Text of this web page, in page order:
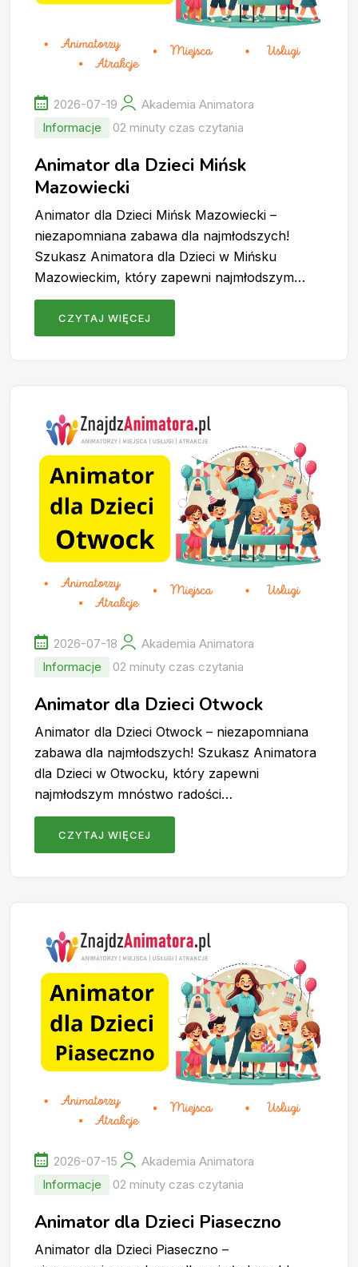
2026-07-19
Akademia Animatora
Informacje
02 minuty czas czytania
Animator dla Dzieci Mińsk
Mazowiecki
Animator dla Dzieci Mińsk Mazowiecki –
niezapomniana zabawa dla najmłodszych!
Szukasz Animatora dla Dzieci w Mińsku
Mazowieckim, który zapewni najmłodszym…
CZYTAJ WIĘCEJ
2026-07-18
Akademia Animatora
Informacje
02 minuty czas czytania
Animator dla Dzieci Otwock
Animator dla Dzieci Otwock – niezapomniana
zabawa dla najmłodszych! Szukasz Animatora
dla Dzieci w Otwocku, który zapewni
najmłodszym mnóstwo radości…
CZYTAJ WIĘCEJ
2026-07-15
Akademia Animatora
Informacje
02 minuty czas czytania
Animator dla Dzieci Piaseczno
Animator dla Dzieci Piaseczno –